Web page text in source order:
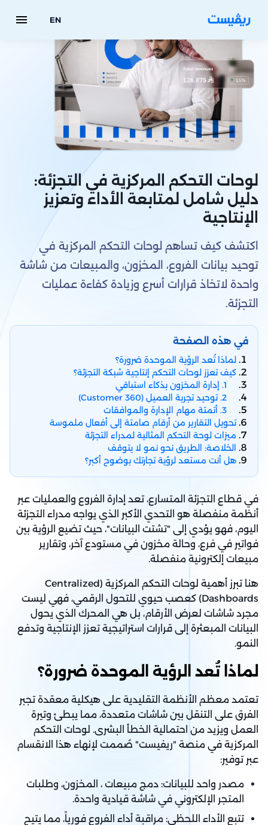
EN
menu
لوحات التحكم المركزية في التجزئة:
دليل شامل لمتابعة الأداء وتعزيز
الإنتاجية
اكتشف كيف تساهم لوحات التحكم المركزية في
توحيد بيانات الفروع، المخزون، والمبيعات من شاشة
واحدة لاتخاذ قرارات أسرع وزيادة كفاءة عمليات
التجزئة.
في هذه الصفحة
لماذا تُعد الرؤية الموحدة ضرورة؟
كيف تعزز لوحات التحكم إنتاجية شبكة التجزئة؟
1. إدارة المخزون بذكاء استباقي
2. توحيد تجربة العميل (Customer 360)
3. أتمتة مهام الإدارة والموافقات
تحويل التقارير من أرقام صامتة إلى أفعال ملموسة
ميزات لوحة التحكم المثالية لمدراء التجزئة
الخلاصة: الطريق نحو نمو لا يتوقف
هل أنت مستعد لرؤية تجارتك بوضوح أكبر؟
في قطاع التجزئة المتسارع، تعد إدارة الفروع والعمليات عبر
أنظمة منفصلة هو التحدي الأكبر الذي يواجه مدراء التجزئة
اليوم، فهو يؤدي إلى "تشتت البيانات"، حيث تضيع الرؤية بين
فواتير في فرع، وحالة مخزون في مستودع آخر، وتقارير
مبيعات إلكترونية منفصلة.
هنا تبرز أهمية لوحات التحكم المركزية (Centralized
Dashboards) كعصب حيوي للتحول الرقمي، فهي ليست
مجرد شاشات لعرض الأرقام، بل هي المحرك الذي يحول
البيانات المبعثرة إلى قرارات استراتيجية تعزز الإنتاجية وتدفع
النمو.
لماذا تُعد الرؤية الموحدة ضرورة؟
تعتمد معظم الأنظمة التقليدية على هيكلية معقدة تجبر
الفرق على التنقل بين شاشات متعددة، مما يبطئ وتيرة
العمل ويزيد من احتمالية الخطأ البشرى. لوحات التحكم
المركزية في منصة "ريفيست" صُممت لإنهاء هذا الانقسام
عبر توفير:
مصدر واحد للبيانات: دمج مبيعات ، المخزون، وطلبات
المتجر الإلكتروني في شاشة قيادية واحدة.
تتبع الأداء اللحظي: مراقبة أداء الفروع فورياً، مما يتيح